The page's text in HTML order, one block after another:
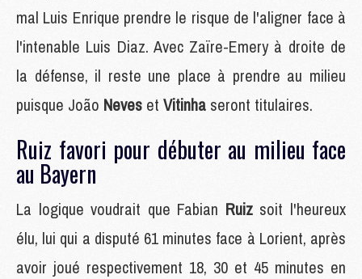
mal Luis Enrique prendre le risque de l'aligner face à
l'intenable Luis Diaz. Avec Zaïre-Emery à droite de
la défense, il reste une place à prendre au milieu
puisque João Neves et Vitinha seront titulaires.
Ruiz favori pour débuter au milieu face
au Bayern
La logique voudrait que Fabian Ruiz soit l'heureux
élu, lui qui a disputé 61 minutes face à Lorient, après
avoir joué respectivement 18, 30 et 45 minutes en